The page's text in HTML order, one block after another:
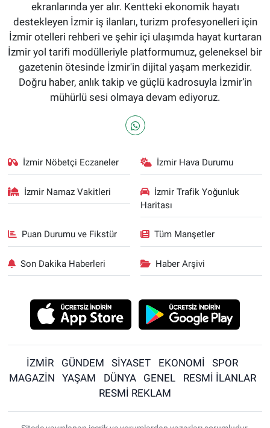
ekranlarında yer alır. Kentteki ekonomik hayatı
destekleyen İzmir iş ilanları, turizm profesyonelleri için
İzmir otelleri rehberi ve şehir içi ulaşımda hayat kurtaran
İzmir yol tarifi modülleriyle platformumuz, geleneksel bir
gazetenin ötesinde İzmir'in dijital yaşam merkezidir.
Doğru haber, anlık takip ve güçlü kadrosuyla İzmir’in
mühürlü sesi olmaya devam ediyoruz.
İzmir Nöbetçi Eczaneler İzmir Hava Durumu
İzmir Namaz Vakitleri
İzmir Trafik Yoğunluk
Haritası
Puan Durumu ve Fikstür Tüm Manşetler
Son Dakika Haberleri Haber Arşivi
İZMİR GÜNDEM SİYASET EKONOMİ
SPOR
MAGAZİN
YAŞAM DÜNYA GENEL
RESMİ İLANLAR
RESMİ REKLAM